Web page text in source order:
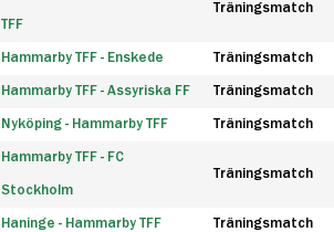
TFF
Träningsmatch
Hammarby TFF - Enskede Träningsmatch
Hammarby TFF - Assyriska FF Träningsmatch
Nyköping - Hammarby TFF Träningsmatch
Hammarby TFF - FC
Stockholm
Träningsmatch
Haninge - Hammarby TFF Träningsmatch